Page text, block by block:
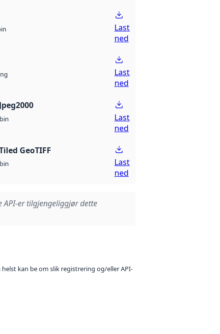
Last
ned
Last
ned
bin
Last
ned
GeoTIFF
bin
Last
ned
API-er tilgjengeliggjør dette
kan be om slik registrering og/eller API-